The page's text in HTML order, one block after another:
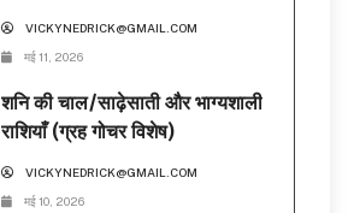
VICKYNEDRICK@GMAIL.COM
मई 11, 2026
शनि की चाल/साढ़ेसाती और भाग्यशाली
राशियाँ (ग्रह गोचर विशेष)
VICKYNEDRICK@GMAIL.COM
मई 10, 2026